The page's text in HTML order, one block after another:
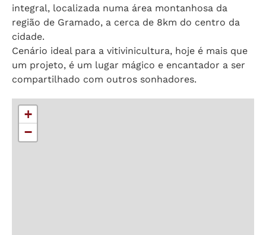
integral, localizada numa área montanhosa da
região de Gramado, a cerca de 8km do centro da
cidade.
Cenário ideal para a vitivinicultura, hoje é mais que
um projeto, é um lugar mágico e encantador a ser
compartilhado com outros sonhadores.
+
−